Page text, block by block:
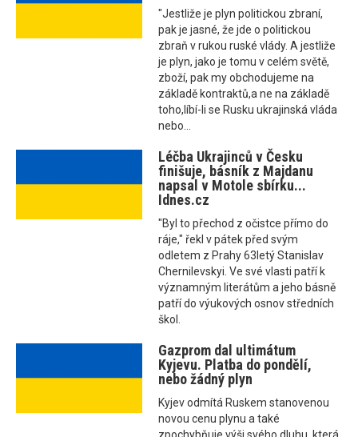
"Jestliže je plyn politickou zbraní,
pak je jasné, že jde o politickou
zbraň v rukou ruské vlády. A jestliže
je plyn, jako je tomu v celém světě,
zboží, pak my obchodujeme na
základě kontraktů,a ne na základě
toho,líbí-li se Rusku ukrajinská vláda
nebo...
Léčba Ukrajinců v Česku
finišuje, básník z Majdanu
napsal v Motole sbírku...
Idnes.cz
"Byl to přechod z očistce přímo do
ráje," řekl v pátek před svým
odletem z Prahy 63letý Stanislav
Chernilevskyi. Ve své vlasti patří k
významným literátům a jeho básně
patří do výukových osnov středních
škol.
Gazprom dal ultimátum
Kyjevu. Platba do pondělí,
nebo žádný plyn
Kyjev odmítá Ruskem stanovenou
novou cenu plynu a také